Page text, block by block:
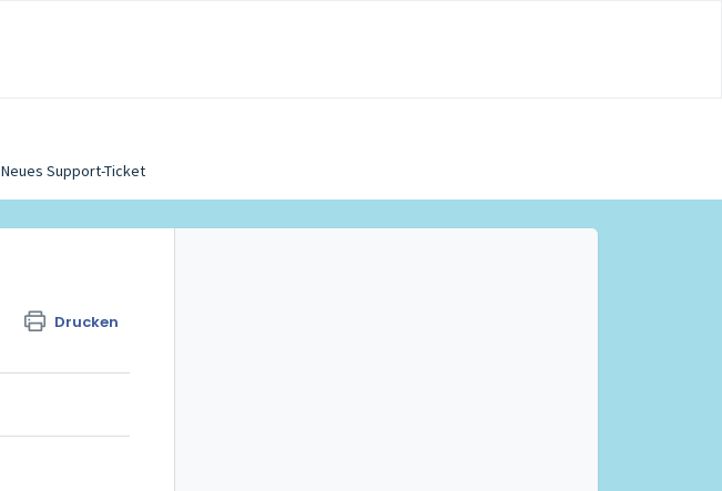
Neues Support-Ticket
Drucken